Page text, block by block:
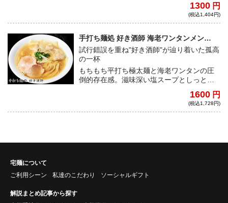
平打ち麺、そしてトッピングによって２つ
の味を楽しめる新感覚の背脂らーめんが登
1300 円
(税込1,404円)
手打ち麺処 好き酒師 海老ワンタンメン
（塩）
試行錯誤を重ね"好き酒師"が辿り着いた孤高
の一杯
もちもち平打ち極太麺と海老ワンタンの圧
倒的存在感。滋味深い塩スープとしっとり
1600 円
(税込1,728円)
宅麺について
ご利用シーン
私達のこだわり ソーシャルギフト
解説まとめ記事から探す